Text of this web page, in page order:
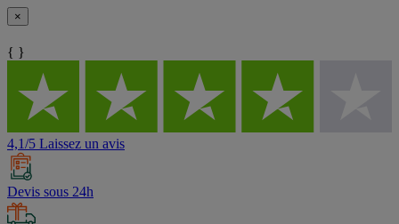
×
{ }
4,1/5 Laissez un avis
Devis sous 24h